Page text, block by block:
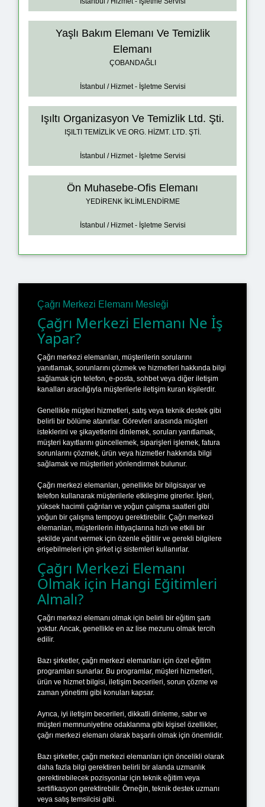
Yaşlı Bakım Elemanı Ve Temizlik
Elemanı
ÇOBANDAĞLI
İstanbul / Hizmet - İşletme Servisi
Işıltı Organizasyon Ve Temizlik Ltd. Şti.
IŞILTI TEMİZLİK VE ORG. HİZMT. LTD. ŞTİ.
İstanbul / Hizmet - İşletme Servisi
Ön Muhasebe-Ofis Elemanı
YEDİRENK İKLİMLENDİRME
İstanbul / Hizmet - İşletme Servisi
Çağrı Merkezi Elemanı Mesleği
Çağrı Merkezi Elemanı Ne İş
Yapar?
Çağrı merkezi elemanları, müşterilerin sorularını
yanıtlamak, sorunlarını çözmek ve hizmetleri hakkında bilgi
sağlamak için telefon, e-posta, sohbet veya diğer iletişim
kanalları aracılığıyla müşterilerle iletişim kuran kişilerdir.
Genellikle müşteri hizmetleri, satış veya teknik destek gibi
belirli bir bölüme atanırlar. Görevleri arasında müşteri
isteklerini ve şikayetlerini dinlemek, soruları yanıtlamak,
müşteri kayıtlarını güncellemek, siparişleri işlemek, fatura
sorunlarını çözmek, ürün veya hizmetler hakkında bilgi
sağlamak ve müşterileri yönlendirmek bulunur.
Çağrı merkezi elemanları, genellikle bir bilgisayar ve
telefon kullanarak müşterilerle etkileşime girerler. İşleri,
yüksek hacimli çağrıları ve yoğun çalışma saatleri gibi
yoğun bir çalışma tempoyu gerektirebilir. Çağrı merkezi
elemanları, müşterilerin ihtiyaçlarına hızlı ve etkili bir
şekilde yanıt vermek için özenle eğitilir ve gerekli bilgilere
erişebilmeleri için şirket içi sistemleri kullanırlar.
Çağrı Merkezi Elemanı
Olmak için Hangi Eğitimleri
Almalı?
Çağrı merkezi elemanı olmak için belirli bir eğitim şartı
yoktur. Ancak, genellikle en az lise mezunu olmak tercih
edilir.
Bazı şirketler, çağrı merkezi elemanları için özel eğitim
programları sunarlar. Bu programlar, müşteri hizmetleri,
ürün ve hizmet bilgisi, iletişim becerileri, sorun çözme ve
zaman yönetimi gibi konuları kapsar.
Ayrıca, iyi iletişim becerileri, dikkatli dinleme, sabır ve
müşteri memnuniyetine odaklanma gibi kişisel özellikler,
çağrı merkezi elemanı olarak başarılı olmak için önemlidir.
Bazı şirketler, çağrı merkezi elemanları için öncelikli olarak
daha fazla bilgi gerektiren belirli bir alanda uzmanlık
gerektirebilecek pozisyonlar için teknik eğitim veya
sertifikasyon gerektirebilir. Örneğin, teknik destek uzmanı
veya satış temsilcisi gibi.